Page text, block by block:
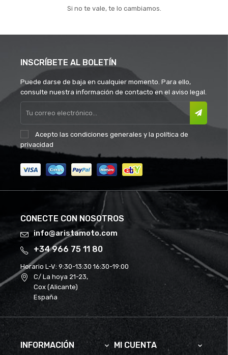
Si no te vale, te lo cambiamos.
INSCRÍBETE AL BOLETÍN
Puede darse de baja en cualquier momento. Para ello,
consulte nuestra información de contacto en el aviso legal.
Acepto las condiciones generales y la política de
privacidad
CONECTE CON NOSOTROS
info@aristamoto.com
+34 966 75 11 80
Horario L-V: 9:30-13:30 16:30-19:00
C/ La hoya 21-23,
Cox (Alicante)
España
INFORMACIÓN  MI CUENTA 